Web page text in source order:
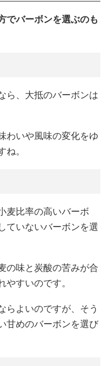
でバーボンを選ぶのも
ら、大抵のバーボンは
わいや風味の変化をゆ
ね。
麦比率の高いバーボ
ていないバーボンを選
の味と炭酸の苦みが合
やすいのです。
らよいのですが、そう
甘めのバーボンを選び